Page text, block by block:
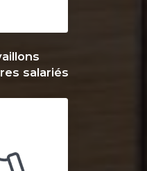
salariés